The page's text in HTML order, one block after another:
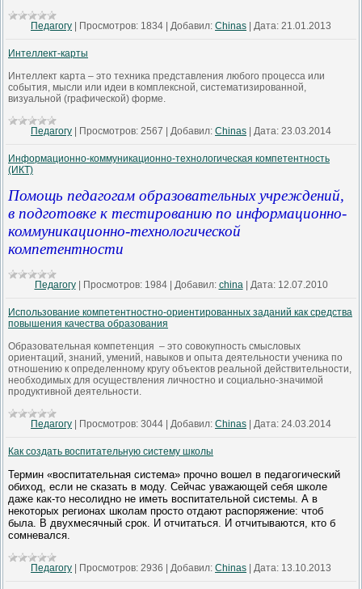
Педагогу Просмотров: 1834 Добавил: Chinas Дата: 21.01.2013
Интеллект-карты
Интеллект карта – это техника представления любого процесса или
события, мысли или идеи в комплексной, систематизированной,
визуальной (графической) форме.
Педагогу Просмотров: 2567 Добавил: Chinas Дата: 23.03.2014
Информационно-коммуникационно-технологическая компетентность
(ИКТ)
Помощь педагогам образовательных учреждений,
в подготовке к тестированию по информационно-
коммуникационно-технологической
компетентности
Педагогу| Просмотров: 1984| Добавил: china| Дата: 12.07.2010
Использование компетентностно-ориентированных заданий как средства
повышения качества образования
Образовательная компетенция – это совокупность смысловых
ориентаций, знаний, умений, навыков и опыта деятельности ученика по
отношению к определенному кругу объектов реальной действительности,
необходимых для осуществления личностно и социально-значимой
продуктивной деятельности.
Педагогу Просмотров: 3044 Добавил: Chinas Дата: 24.03.2014
Как создать воспитательную систему школы
Термин «воспитательная система» прочно вошел в педагогический
обиход, если не сказать в моду. Сейчас уважающей себя школе
даже как-то несолидно не иметь воспитательной системы. А в
некоторых регионах школам просто отдают распоряжение: чтоб
была. В двухмесячный срок. И отчитаться. И отчитываются, кто б
сомневался.
Педагогу Просмотров: 2936 Добавил: Chinas Дата: 13.10.2013